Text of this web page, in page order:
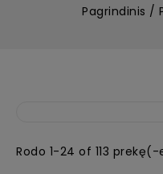
Pagrindinis
Rodo 1-24 of 113 prekę(-